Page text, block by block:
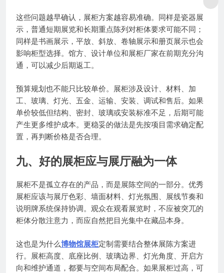
这些问题越早确认，展柜方案越容易准确。同样是瓷器展
示，普通短期展览和长期重点陈列对柜体要求可能不同；
同样是书画展示，平放、斜放、卷轴展示和册页展示也会
影响柜型选择。馆方、设计单位和展柜厂家在前期充分沟
通，可以减少后期返工。
预算规划也不能只比较单价。展柜涉及设计、材料、加
工、玻璃、灯光、五金、运输、安装、调试和售后。如果
单价较低但结构、密封、玻璃或安装标准不足，后期可能
产生更多维护成本。更稳妥的做法是先按项目需求确定配
置，再判断价格是否合理。
九、好的展柜应与展厅融为一体
展柜不是孤立存在的产品，而是展陈空间的一部分。优秀
展柜应该与展厅色彩、墙面材料、灯光氛围、展线节奏和
说明牌系统保持协调。观众在观看展览时，不应被突兀的
柜体分散注意力，而应自然把目光集中在藏品本身。
这也是为什么博物馆展柜定制需要结合整体展陈方案进
行。展柜高度、底座比例、玻璃边界、灯光角度、开启方
向和维护通道，都要与空间布局配合。如果展柜过高，可